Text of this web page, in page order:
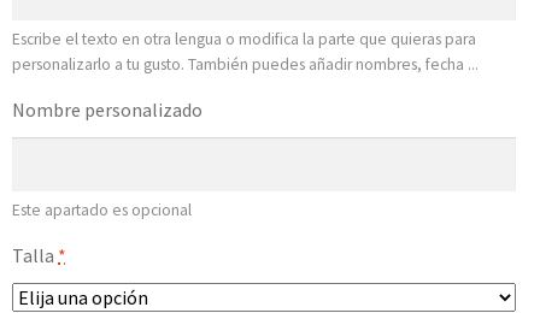
Escribe el texto en otra lengua o modifica la parte que quieras para
personalizarlo a tu gusto. También puedes añadir nombres, fecha ...
Nombre personalizado
Este apartado es opcional
Talla *